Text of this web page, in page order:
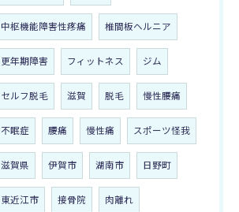
中枢機能障害性疼痛 椎間板ヘルニア
更年期障害 フィットネス ジム
セルフ脱毛 滋賀 脱毛 慢性腰痛
不眠症 腰痛 慢性痛 スポーツ怪我
滋賀県 伊賀市 湖南市 日野町
東近江市 接骨院 肉離れ